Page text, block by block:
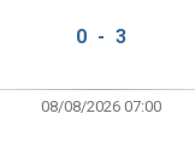
0 - 3
08/08/2026 07:00